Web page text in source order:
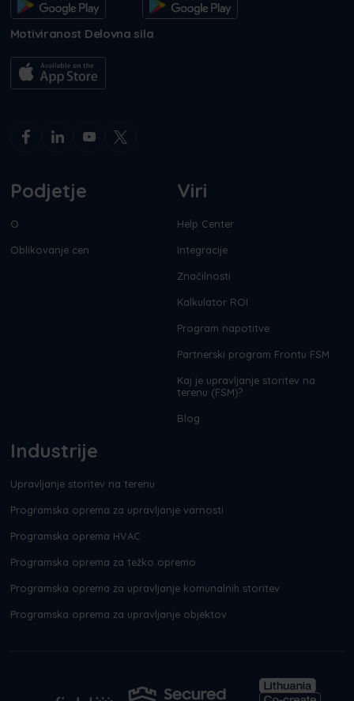
Motiviranost Delovna sila
Podjetje
O
Oblikovanje cen
Viri
Help Center
Integracije
Značilnosti
Kalkulator ROI
Program napotitve
Partnerski program Frontu FSM
Kaj je upravljanje storitev na
terenu (FSM)?
Blog
Industrije
Upravljanje storitev na terenu
Programska oprema za upravljanje varnosti
Programska oprema HVAC
Programska oprema za težko opremo
Programska oprema za upravljanje komunalnih storitev
Programska oprema za upravljanje objektov